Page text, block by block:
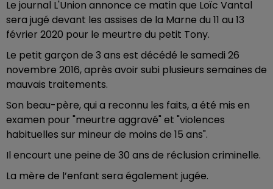
Le journal L'Union annonce ce matin que Loïc Vantal
sera jugé devant les assises de la Marne du 11 au 13
février 2020 pour le meurtre du petit Tony.
Le petit garçon de 3 ans est décédé le samedi 26
novembre 2016, après avoir subi plusieurs semaines de
mauvais traitements.
Son beau-père, qui a reconnu les faits, a été mis en
examen pour "meurtre aggravé" et "violences
habituelles sur mineur de moins de 15 ans".
Il encourt une peine de 30 ans de réclusion criminelle.
La mère de l’enfant sera également jugée.